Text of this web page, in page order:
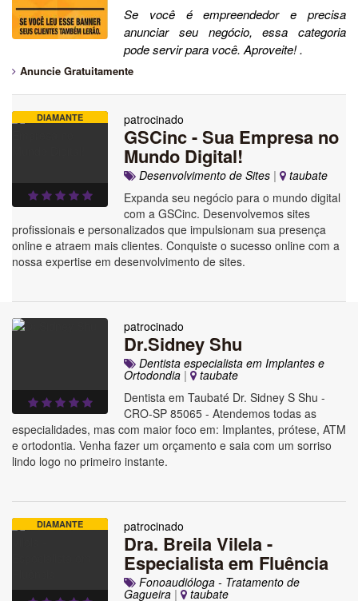
Se você é empreendedor e precisa
anunciar seu negócio, essa categoria
pode servir para você. Aproveite! .
Anuncie Gratuitamente
DIAMANTE patrocinado
GSCinc - Sua Empresa no
Mundo Digital!
Desenvolvimento de Sites |
taubate
Expanda seu negócio para o mundo digital
com a GSCinc. Desenvolvemos sites
profissionais e personalizados que impulsionam sua presença
online e atraem mais clientes. Conquiste o sucesso online com a
nossa expertise em desenvolvimento de sites.
patrocinado
Dr.Sidney Shu
Dentista especialista em Implantes e
Ortodondia |
taubate
Dentista em Taubaté Dr. Sidney S Shu -
CRO-SP 85065 - Atendemos todas as
especialidades, mas com maior foco em: Implantes, prótese, ATM
e ortodontia. Venha fazer um orçamento e saia com um sorriso
lindo logo no primeiro instante.
DIAMANTE patrocinado
Dra. Breila Vilela -
Especialista em Fluência
Fonoaudióloga - Tratamento de
Gagueira | taubate